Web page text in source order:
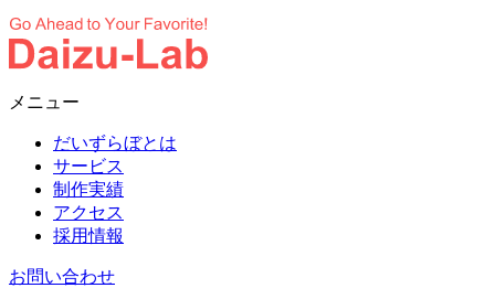
メニュー
だいずらぼとは
サービス
制作実績
アクセス
採用情報
お問い合わせ